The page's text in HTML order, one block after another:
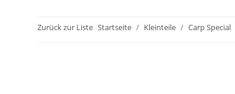
Zurück zur Liste Startseite Kleinteile Carp Special